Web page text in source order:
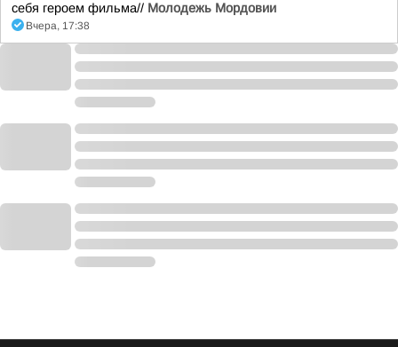
себя героем фильма// Молодежь Мордовии
Вчера, 17:38